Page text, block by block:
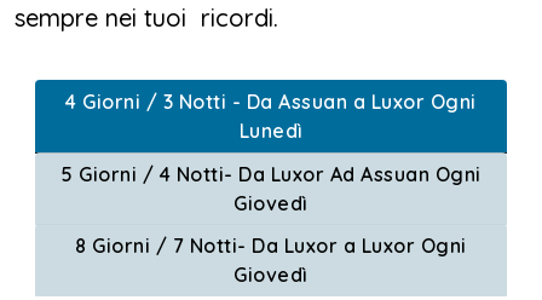
sempre nei tuoi ricordi.
4 Giorni / 3 Notti - Da Assuan a Luxor Ogni
Lunedì
5 Giorni / 4 Notti- Da Luxor Ad Assuan Ogni
Giovedì
8 Giorni / 7 Notti- Da Luxor a Luxor Ogni
Giovedì